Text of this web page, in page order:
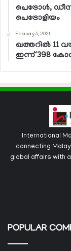
പെട്രോള്‍,
പെട്രോളിയം
February 5, 2021
ഖത്തറില്‍ 11
ഇന്ന് 398
International
connecting
global affairs with
POPULAR